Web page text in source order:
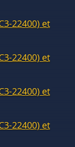
22400) et
22400) et
22400) et
22400) et